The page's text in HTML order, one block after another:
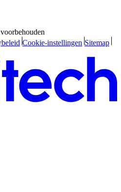
Cookie-instellingen Sitemap